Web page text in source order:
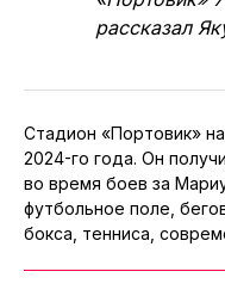
рассказал
Стадион «Портовик»
2024-го года. Он
во время боев за
футбольное поле,
бокса, тенниса,